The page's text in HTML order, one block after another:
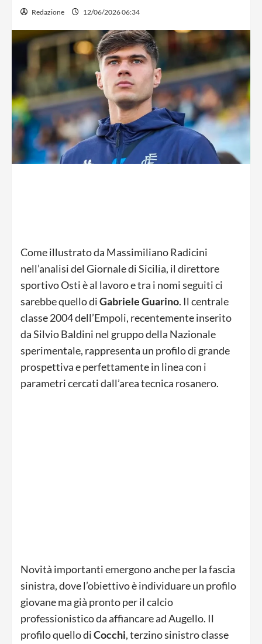
Redazione 12/06/2026 06:34
Come illustrato da Massimiliano Radicini
nell’analisi del Giornale di Sicilia, il direttore
sportivo Osti è al lavoro e tra i nomi seguiti ci
sarebbe quello diGabriele Guarino. Il centrale
classe 2004 dell’Empoli, recentemente inserito
da Silvio Baldini nel gruppo della Nazionale
sperimentale, rappresenta un profilo di grande
prospettiva e perfettamente in linea con i
parametri cercati dall’area tecnica rosanero.
Novità importanti emergono anche per la fascia
sinistra, dove l’obiettivo è individuare un profilo
giovane ma già pronto per il calcio
professionistico da affiancare ad Augello. Il
profilo quello diCocchi, terzino sinistro classe